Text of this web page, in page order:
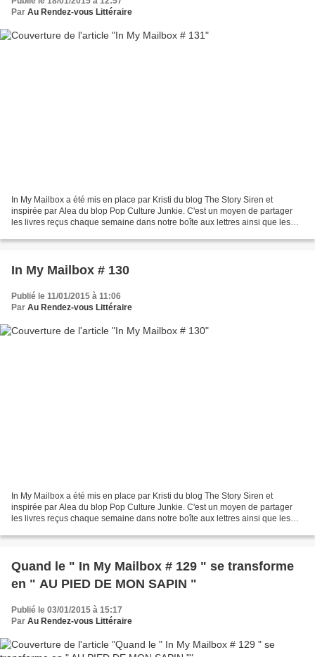
Par Au Rendez-vous Littéraire
In My Mailbox a été mis en place par Kristi du blog The Story Siren et
inspirée par Alea du blop Pop Culture Junkie. C'est un moyen de partager
les livres reçus chaque semaine dans notre boîte aux lettres ainsi que les
In My Mailbox # 130
Publié le 11/01/2015 à 11:06
Par Au Rendez-vous Littéraire
In My Mailbox a été mis en place par Kristi du blog The Story Siren et
inspirée par Alea du blop Pop Culture Junkie. C'est un moyen de partager
les livres reçus chaque semaine dans notre boîte aux lettres ainsi que les
Quand le " In My Mailbox # 129 " se transforme
en " AU PIED DE MON SAPIN "
Publié le 03/01/2015 à 15:17
Par Au Rendez-vous Littéraire